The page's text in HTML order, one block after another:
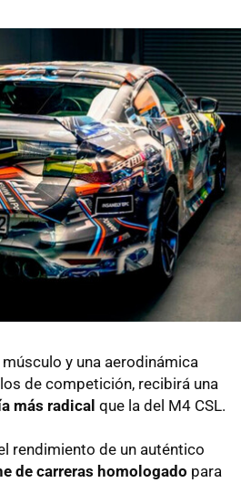
y una aerodinámica
de competición, recibirá una
más radical que la del M4 CSL.
rendimiento de un auténtico
de carreras homologado para